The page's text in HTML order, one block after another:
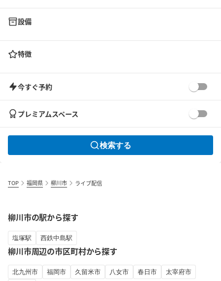
設備
特徴
今すぐ予約
プレミアムスペース
検索する
TOP 福岡県 柳川市 ライブ配信
柳川市の駅から探す
塩塚駅 西鉄中島駅
柳川市周辺の市区町村から探す
北九州市 福岡市 久留米市 八女市 春日市
太宰府市